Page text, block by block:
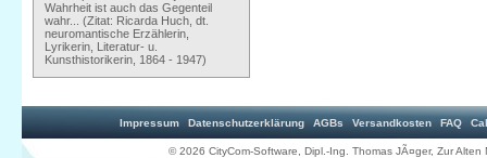
Wahrheit ist auch das Gegenteil
wahr... (Zitat: Ricarda Huch, dt.
neuromantische Erzählerin,
Lyrikerin, Literatur- u.
Kunsthistorikerin, 1864 - 1947)
Impressum Datenschutzerklärung AGBs Versandkosten FAQ
© 2026 CityCom-Software, Dipl.-Ing. Thomas JÃ¤ger, Zur